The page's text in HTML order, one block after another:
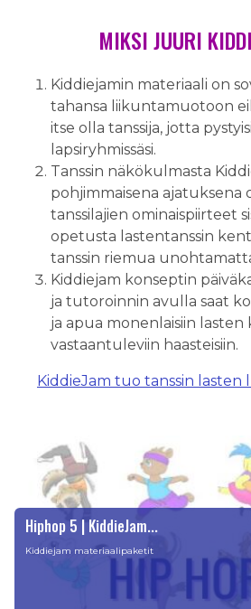
MIKSI JUURI
Kiddiejamin materiaali on
tahansa liikuntamuotoon
itse olla tanssija, jotta
lapsiryhmissäsi.
Tanssin näkökulmasta
pohjimmaisena ajatuksena
tanssilajien ominaispiirteet
opetusta lastentanssin
tanssin riemua
Kiddiejam konseptin
ja tutoroinnin avulla saat
ja apua monenlaisiin lasten
vastaantuleviin haasteisiin.
KiddieJam tuo tanssin lasten
Hiphop 5 | KiddieJam...
Kiddiejam materiaalipaketit